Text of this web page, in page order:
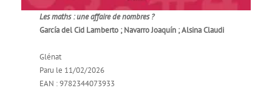
Les maths : une affaire de nombres ?
García del Cid Lamberto ; Navarro Joaquín ; Alsina Claudi
Glénat
Paru le 11/02/2026
EAN : 9782344073933